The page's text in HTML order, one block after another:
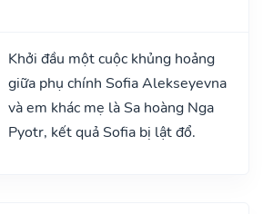
Khởi đầu một cuộc khủng hoảng
giữa phụ chính Sofia Alekseyevna
và em khác mẹ là Sa hoàng Nga
Pyotr, kết quả Sofia bị lật đổ.